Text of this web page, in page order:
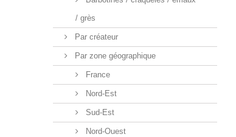
/ grès
Par créateur
Par zone géographique
France
Nord-Est
Sud-Est
Nord-Ouest